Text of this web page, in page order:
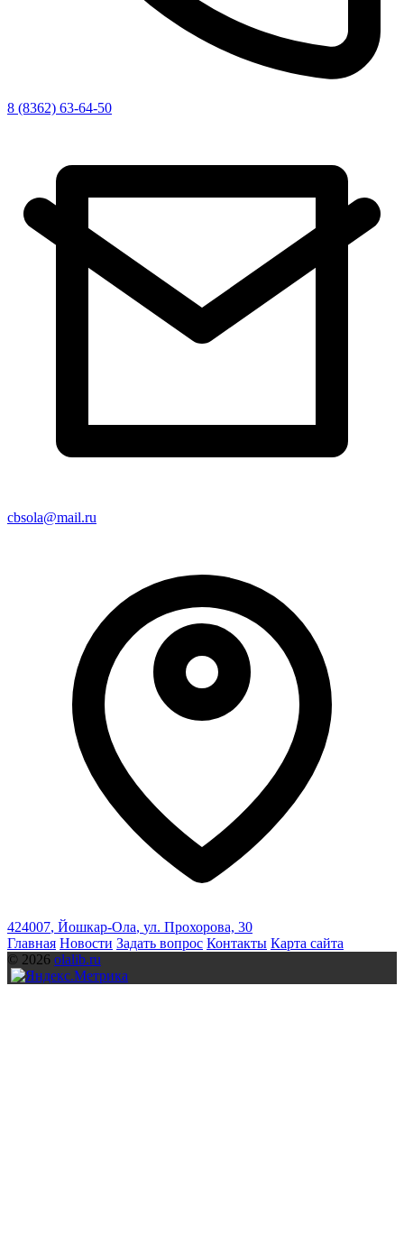
8 (8362) 63-64-50
cbsola@mail.ru
424007, Йошкар-Ола, ул. Прохорова, 30
Главная Новости Задать вопрос Контакты Карта сайта
© 2026 olalib.ru